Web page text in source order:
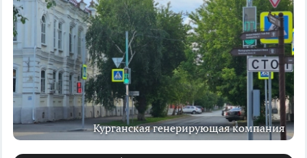
Курганская генерирующая компания